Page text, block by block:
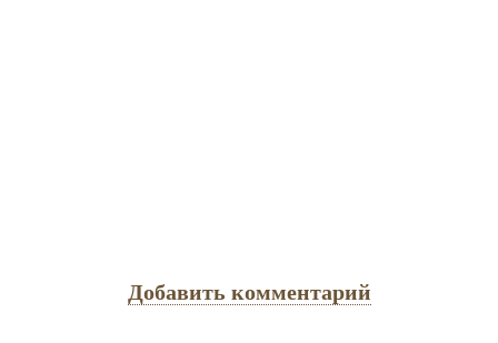
Добавить комментарий